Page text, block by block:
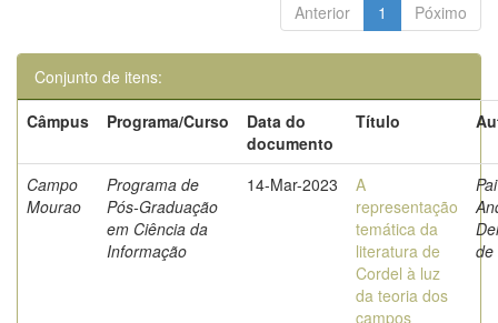
Anterior 1 Póximo
Conjunto de itens:
Câmpus
Programa/Curso
Data do
documento
Título
Campo
Mourao
Programa de
Pós-Graduação
em Ciência da
Informação
14-Mar-2023
A
representação
temática da
literatura de
Cordel à luz
da teoria dos
campos
de